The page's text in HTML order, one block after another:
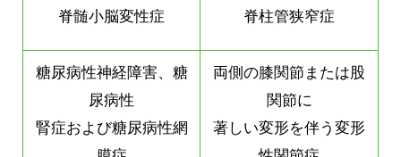
脊髄小脳変性症 脊柱管狭窄症
糖尿病性神経障害、糖
尿病性
腎症および糖尿病性網
両側の膝関節または股
関節に
著しい変形を伴う変形